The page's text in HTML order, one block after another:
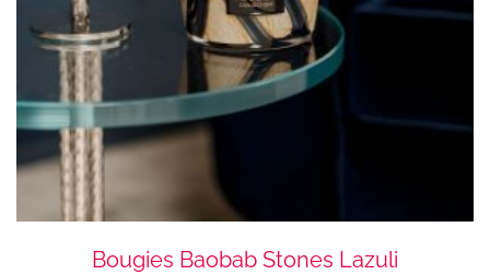
Bougies Baobab Stones Lazuli